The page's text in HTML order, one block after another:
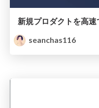
seanchas116